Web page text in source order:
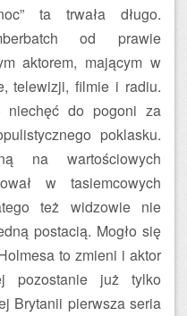
ta trwała długo.
od prawie
aktorem, mającym w
telewizji, filmie i radiu.
niechęć do pogoni za
poklasku.
na wartościowych
w tasiemcowych
też widzowie nie
postacią. Mogło się
to zmieni i aktor
pozostanie już tylko
Brytanii pierwsza seria